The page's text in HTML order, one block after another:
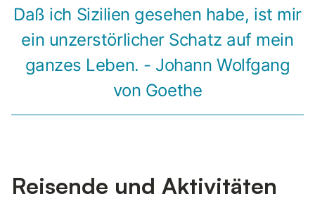
Daß ich Sizilien gesehen habe, ist mir
ein unzerstörlicher Schatz auf mein
ganzes Leben. - Johann Wolfgang
von Goethe
Reisende und Aktivitäten